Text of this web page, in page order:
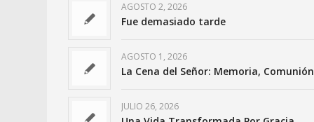
AGOSTO 2, 2026
Fue demasiado tarde
AGOSTO 1, 2026
La Cena del Señor: Memoria,
JULIO 26, 2026